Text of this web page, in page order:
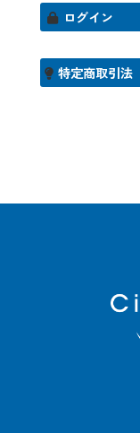
ログイン
特定商取引法